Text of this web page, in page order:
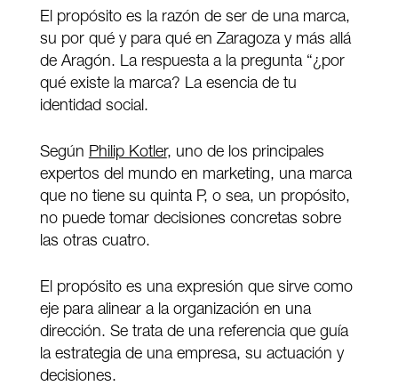
El propósito es la razón de ser de una marca,
su por qué y para qué en Zaragoza y más allá
de Aragón. La respuesta a la pregunta “¿por
qué existe la marca? La esencia de tu
identidad social.
Según Philip Kotler, uno de los principales
expertos del mundo en marketing, una marca
que no tiene su quinta P, o sea, un propósito,
no puede tomar decisiones concretas sobre
las otras cuatro.
El propósito es una expresión que sirve como
eje para alinear a la organización en una
dirección. Se trata de una referencia que guía
la estrategia de una empresa, su actuación y
decisiones.